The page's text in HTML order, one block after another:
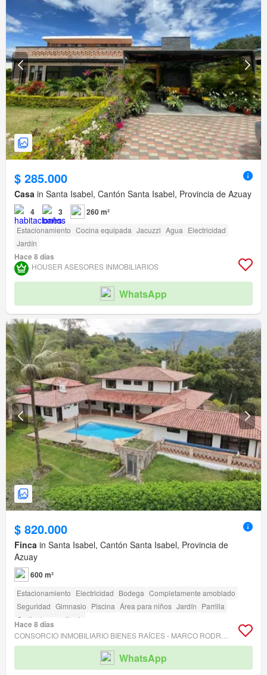
$ 285.000
Casa in Santa Isabel, Cantón Santa Isabel, Provincia de Azuay
4 3 260 m²
Estacionamiento Cocina equipada Jacuzzi Agua Electricidad
Jardín
Hace 8 días
HOUSER ASESORES INMOBILIARIOS
WhatsApp
$ 820.000
Finca in Santa Isabel, Cantón Santa Isabel, Provincia de
Azuay
600 m²
Estacionamiento Electricidad Bodega Completamente amoblado
Seguridad Gimnasio Piscina Área para niños Jardín Parrilla
Garita de guardianía
Hace 8 días
WhatsApp